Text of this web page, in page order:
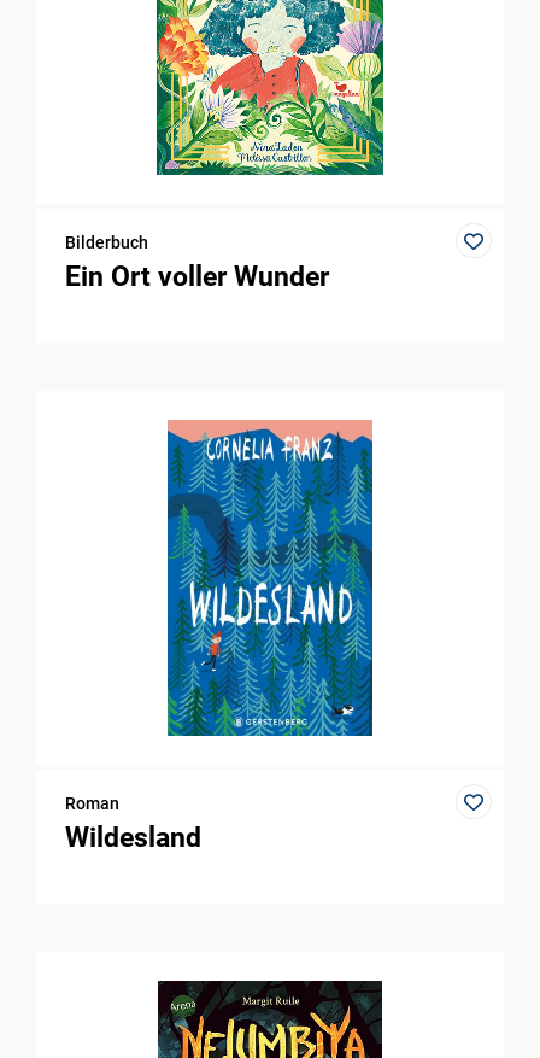
Bilderbuch
Ein Ort voller Wunder
Roman
Wildesland